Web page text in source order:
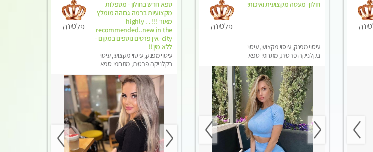
חולון- מעסה מקצועית ואיכותי
עיסוי מפנק, עיסוי מקצועי, עיסוי
בקלניקה פרטית, מתחמי ספא
פלטינה
ספא חדש בחולון - מטפלות
מקצועיות ברמה גבוהה מומלץ
מאוד !!! . . highly
recommended..new in the
city -אין פרטים נוספים במקום -
ללא מין !!
עיסוי מפנק, עיסוי מקצועי, עיסוי
בקלניקה פרטית, מתחמי ספא
פלטינה